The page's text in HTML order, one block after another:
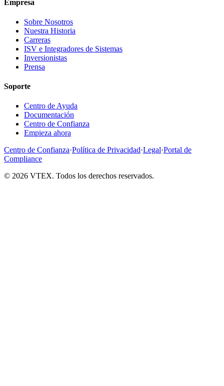
Empresa
Sobre Nosotros
Nuestra Historia
Carreras
ISV e Integradores de Sistemas
Inversionistas
Prensa
Soporte
Centro de Ayuda
Documentación
Centro de Confianza
Empieza ahora
Centro de Confianza·Política de Privacidad·Legal·Portal de
Compliance
© 2026 VTEX. Todos los derechos reservados.